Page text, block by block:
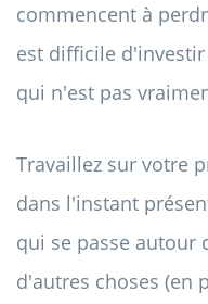
commencent à
est difficile
qui n'est pas
Travaillez sur votre
dans l'instant
qui se passe autour
d'autres choses (en